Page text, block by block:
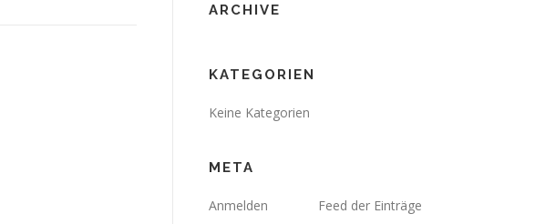
ARCHIVE
KATEGORIEN
Keine Kategorien
META
Anmelden
Feed der Einträge